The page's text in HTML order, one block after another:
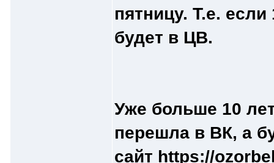
пятницу. Т.е. если
будет в ЦВ.
Уже больше 10
перешла в ВК, а
сайт https://